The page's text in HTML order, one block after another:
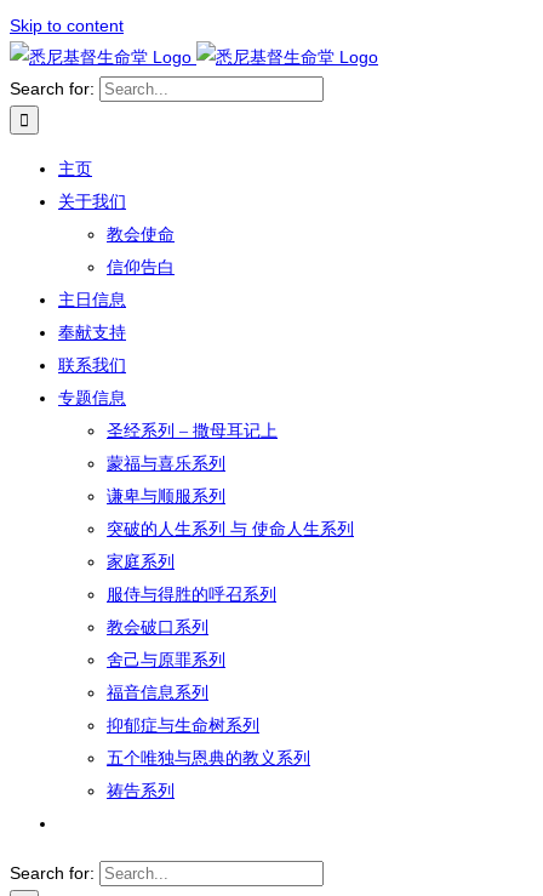
Skip to content
Search for:
主页
关于我们
教会使命
信仰告白
主日信息
奉献支持
联系我们
专题信息
圣经系列 – 撒母耳记上
蒙福与喜乐系列
谦卑与顺服系列
突破的人生系列 与 使命人生系列
家庭系列
服侍与得胜的呼召系列
教会破口系列
舍己与原罪系列
福音信息系列
抑郁症与生命树系列
五个唯独与恩典的教义系列
祷告系列
Search for: